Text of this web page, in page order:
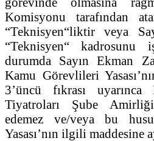
Komisyonu tarafından
“Teknisyen“liktir veya
“Teknisyen“ kadrosunu
durumda Sayın Ekman
Kamu Görevlileri
3’üncü fıkrası
Tiyatroları Şube
edemez ve/veya bu
Yasası’nın ilgili maddesine